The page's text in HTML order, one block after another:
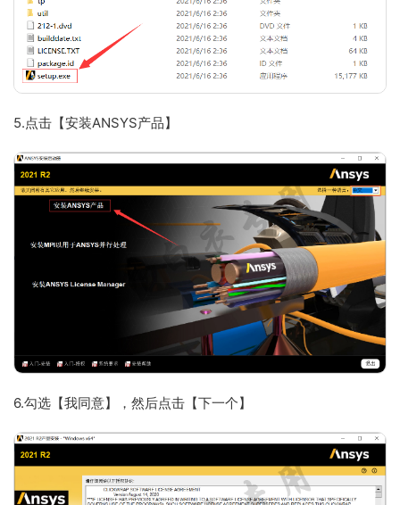
5.点击【安装ANSYS产品】
6.勾选【我同意】，然后点击【下一个】